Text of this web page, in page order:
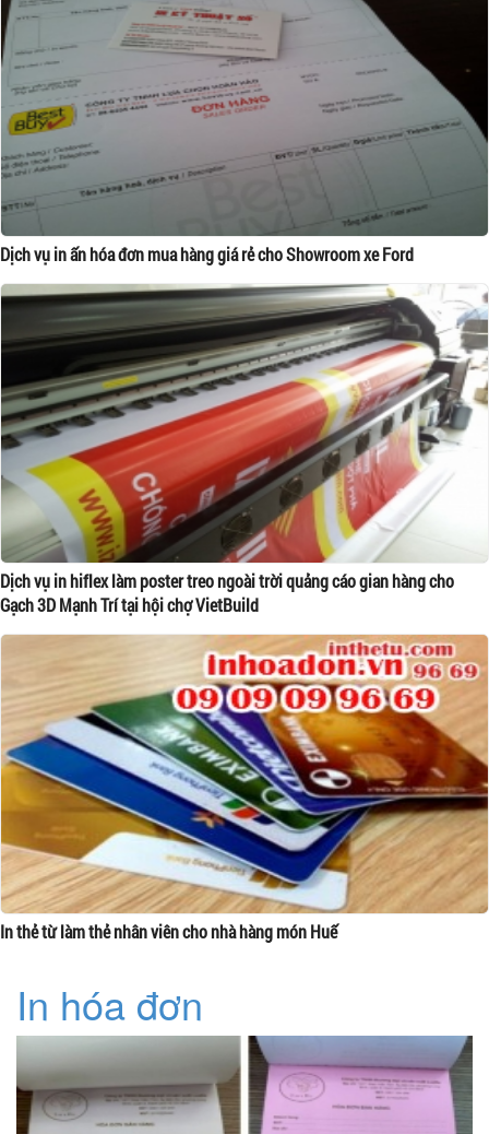
Dịch vụ in ấn hóa đơn mua hàng giá rẻ cho Showroom xe Ford
Dịch vụ in hiflex làm poster treo ngoài trời quảng cáo gian hàng cho
Gạch 3D Mạnh Trí tại hội chợ VietBuild
In thẻ từ làm thẻ nhân viên cho nhà hàng món Huế
In hóa đơn